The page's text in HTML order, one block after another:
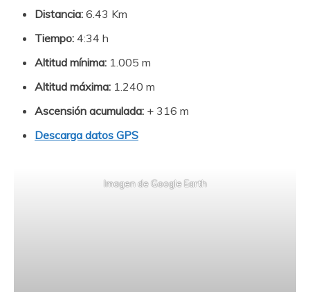
Distancia: 6.43 Km
Tiempo: 4:34 h
Altitud mínima: 1.005 m
Altitud máxima: 1.240 m
Ascensión acumulada: + 316 m
Descarga datos GPS
Imagen de Google Earth